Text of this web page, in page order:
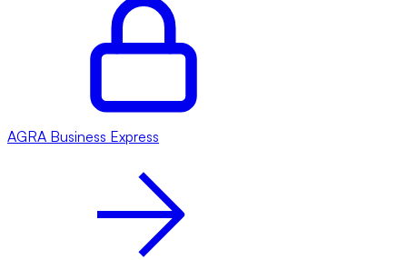
AGRA Business Express